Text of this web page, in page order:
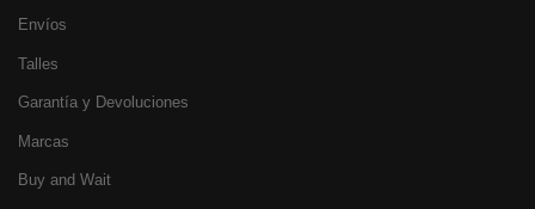
Envíos
Talles
Garantía y Devoluciones
Marcas
Buy and Wait